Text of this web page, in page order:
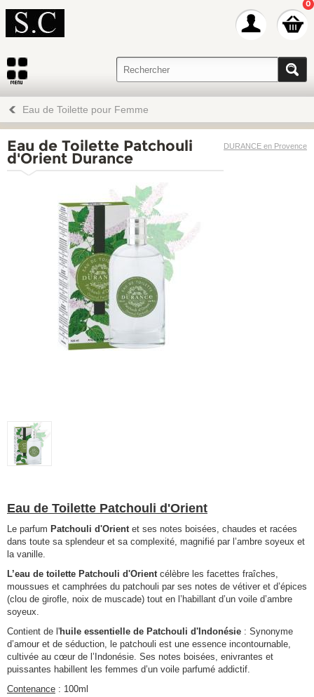
0
Eau de Toilette pour Femme
DURANCE en Provence
Eau de Toilette Patchouli
d'Orient Durance
Eau de Toilette Patchouli d'Orient
Le parfum Patchouli d'Orient et ses notes boisées, chaudes et racées
dans toute sa splendeur et sa complexité, magnifié par l’ambre soyeux et
la vanille.
L’eau de toilette Patchouli d'Orientcélèbre les facettes fraîches,
moussues et camphrées du patchouli par ses notes de vétiver et d’épices
(clou de girofle, noix de muscade) tout en l’habillant d’un voile d’ambre
soyeux.
Contient de l'huile essentielle de Patchouli d'Indonésie : Synonyme
d’amour et de séduction, le patchouli est une essence incontournable,
cultivée au cœur de l’Indonésie. Ses notes boisées, enivrantes et
puissantes habillent les femmes d’un voile parfumé addictif.
Contenance : 100ml